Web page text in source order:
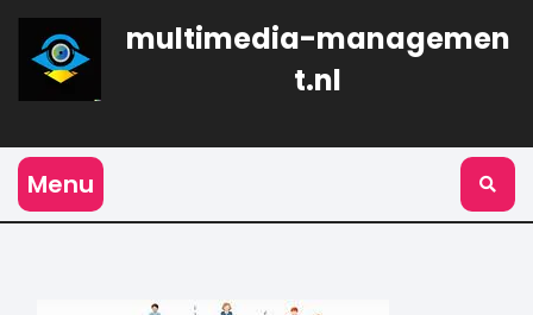
Naar
inhoud
gaan
multimedia-managemen
t.nl
Menu